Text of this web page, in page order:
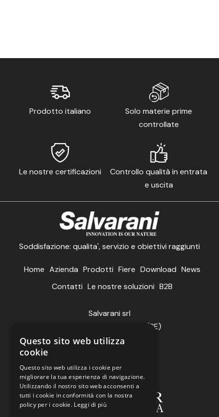
Prodotto italiano
Solo materie prime
controllate
Le nostre certificazioni
Controllo qualità in entrata
e uscita
Soddisfazione: qualita', servizio e obiettivi raggiunti
Home Azienda Prodotti Fiere Download News
Contatti Le nostre soluzioni B2B
Salvarani srl
via Buonarroti, 2 Poviglio (RE)
Tel: 0522969177
P.IVA 01592070351
Questo sito web utilizza
cookie
Questo sito web utilizza i cookie per
migliorare la tua esperienza di navigazione.
Utilizzando il nostro sito web acconsenti a
tutti i cookie in conformità con la nostra
policy per i cookie. Leggi di più